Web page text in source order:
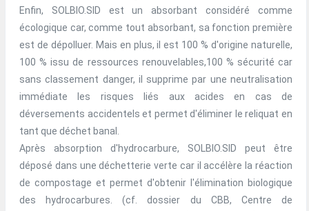
Enfin, SOLBIO.SID est un absorbant considéré comme
écologique car, comme tout absorbant, sa fonction première
est de dépolluer. Mais en plus, il est 100 % d'origine naturelle,
100 % issu de ressources renouvelables,100 % sécurité car
sans classement danger, il supprime par une neutralisation
immédiate les risques liés aux acides en cas de
déversements accidentels et permet d'éliminer le reliquat en
tant que déchet banal.
Après absorption d'hydrocarbure, SOLBIO.SID peut être
déposé dans une déchetterie verte car il accélère la réaction
de compostage et permet d'obtenir l'élimination biologique
des hydrocarbures. (cf. dossier du CBB, Centre de